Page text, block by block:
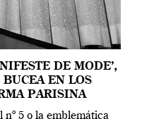
DE MODE’,
EN LOS
PARISINA
nº 5 o la emblemática